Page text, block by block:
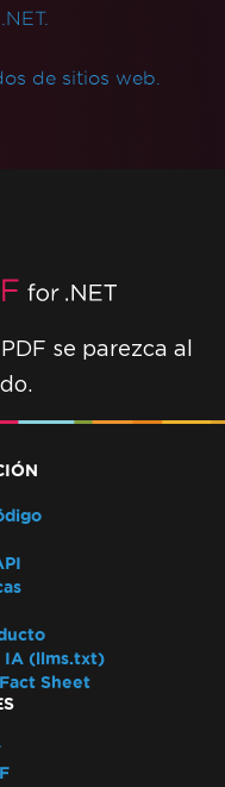
de sitios web.
se parezca al
IA (llms.txt)
Sheet